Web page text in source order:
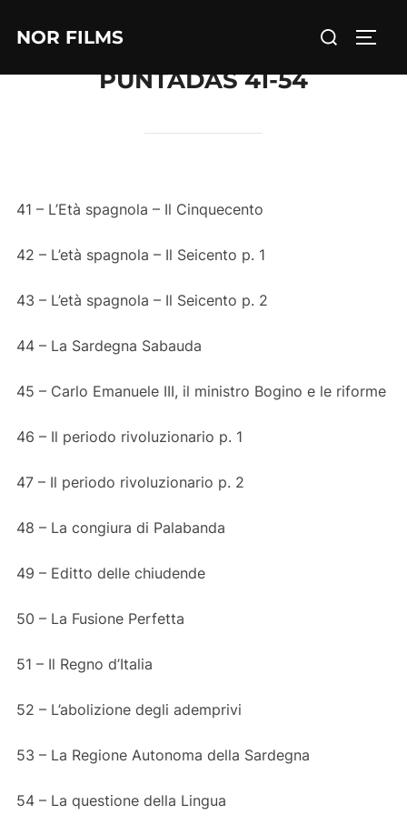
NOR FILMS
Cerca
PUNTADAS 41-54
41 – L’Età spagnola – Il Cinquecento
42 – L’età spagnola – Il Seicento p. 1
43 – L’età spagnola – Il Seicento p. 2
44 – La Sardegna Sabauda
45 – Carlo Emanuele III, il ministro Bogino e le riforme
46 – Il periodo rivoluzionario p. 1
47 – Il periodo rivoluzionario p. 2
48 – La congiura di Palabanda
49 – Editto delle chiudende
50 – La Fusione Perfetta
51 – Il Regno d’Italia
52 – L’abolizione degli ademprivi
53 – La Regione Autonoma della Sardegna
54 – La questione della Lingua